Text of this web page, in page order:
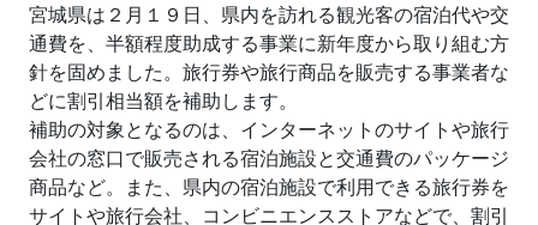
宮城県は２月１９日、県内を訪れる観光客の宿泊代や交
通費を、半額程度助成する事業に新年度から取り組む方
針を固めました。旅行券や旅行商品を販売する事業者な
どに割引相当額を補助します。
補助の対象となるのは、インターネットのサイトや旅行
会社の窓口で販売される宿泊施設と交通費のパッケージ
商品など。また、県内の宿泊施設で利用できる旅行券を
サイトや旅行会社、コンビニエンスストアなどで、割引